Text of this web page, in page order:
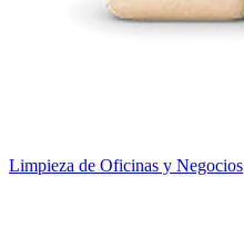
Limpieza de Oficinas y Negocios